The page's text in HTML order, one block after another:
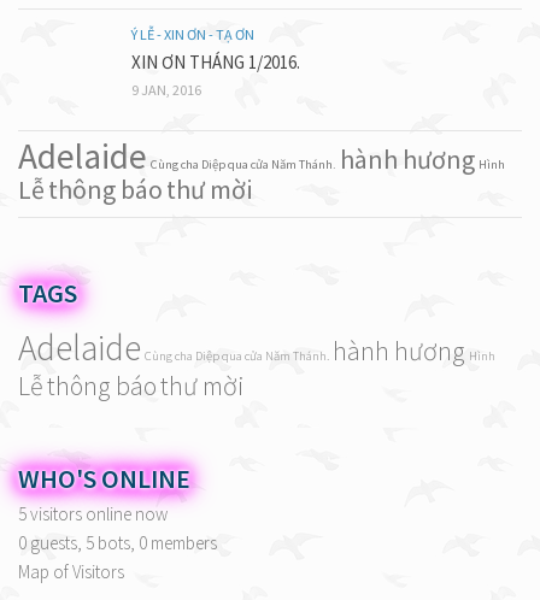
Ý LỄ - XIN ƠN - TẠ ƠN
XIN ƠN THÁNG 1/2016.
9 JAN, 2016
Adelaide Cùng cha Diệp qua cửa Năm Thánh. hành hương Hình
Lễthông báothư mời
TAGS
Adelaide Cùng cha Diệp qua cửa Năm Thánh. hành hương Hình
Lễthông báothư mời
WHO'S ONLINE
5 visitors online now
0 guests, 5 bots, 0 members
Map of Visitors